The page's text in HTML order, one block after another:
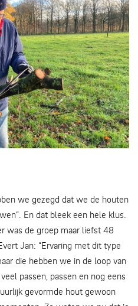
we gezegd dat we de houten
En dat bleek een hele klus.
was de groep maar liefst 48
Jan: “Ervaring met dit type
die hebben we in de loop van
passen, passen en nog eens
gevormde hout gewoon